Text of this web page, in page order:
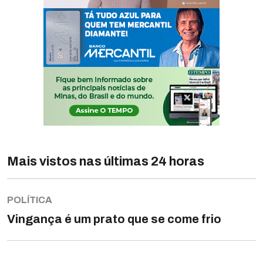
Mais vistos nas últimas 24 horas
POLÍTICA
Vingança é um prato que se come frio